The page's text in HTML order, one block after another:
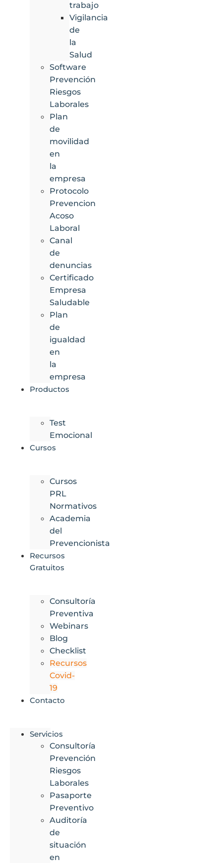
trabajo
Vigilancia
de
la
Salud
Software
Prevención
Riesgos
Laborales
Plan
de
movilidad
en
la
empresa
Protocolo
Prevencion
Acoso
Laboral
Canal
de
denuncias
Certificado
Empresa
Saludable
Plan
de
igualdad
en
la
empresa
Productos
Test
Emocional
Cursos
Cursos
PRL
Normativos
Academia
del
Prevencionista
Recursos
Gratuitos
Consultoría
Preventiva
Webinars
Blog
Checklist
Recursos
Covid-
19
Contacto
Servicios
Consultoría
Prevención
Riesgos
Laborales
Pasaporte
Preventivo
Auditoría
de
situación
en